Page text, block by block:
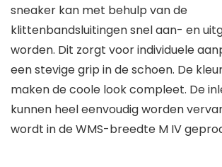
sneaker kan met behulp van de
klittenbandsluitingen snel aan- en
worden. Dit zorgt voor individuele
een stevige grip in de schoen. De
maken de coole look compleet. De
kunnen heel eenvoudig worden
wordt in de WMS-breedte M IV